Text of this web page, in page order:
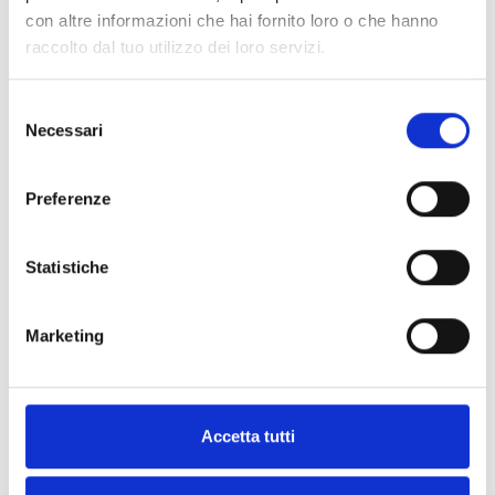
con altre informazioni che hai fornito loro o che hanno
raccolto dal tuo utilizzo dei loro servizi.
delNecessari
Preferenze
Statistiche
Marketing
Accetta tutti
Accedi a MyInim e scarica il
software nella sezione documenti